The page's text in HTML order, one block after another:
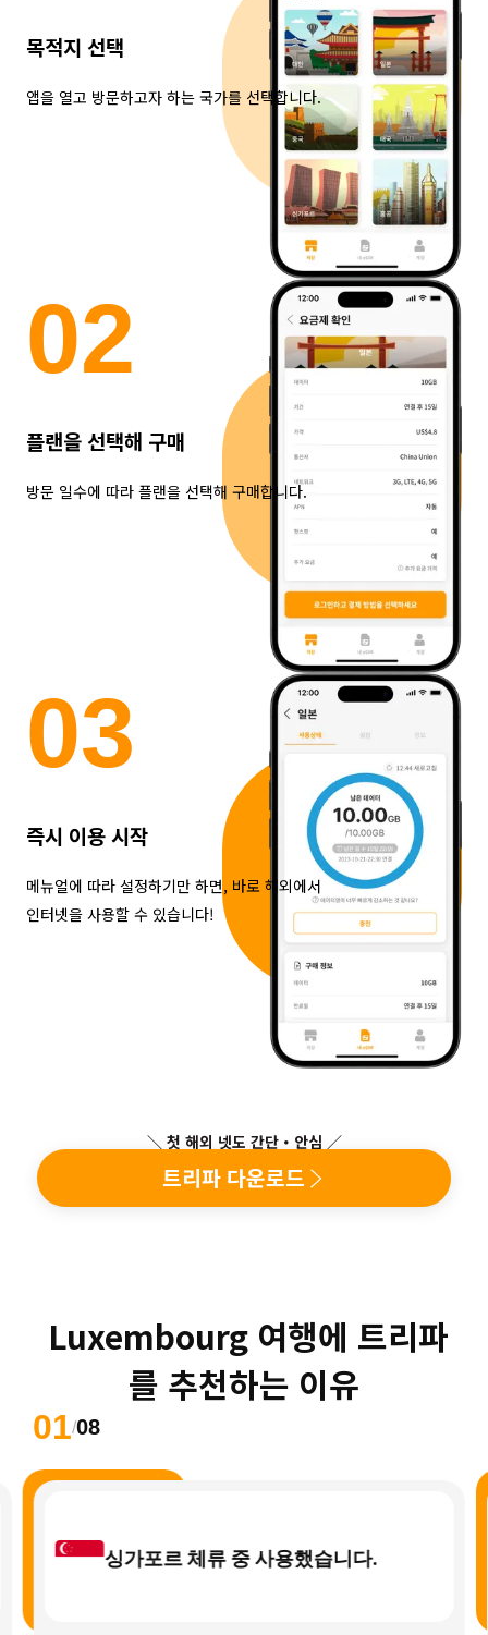
목적지 선택
앱을 열고 방문하고자 하는 국가를 선택합니다.
02
플랜을 선택해 구매
방문 일수에 따라 플랜을 선택해 구매합니다.
03
즉시 이용 시작
메뉴얼에 따라 설정하기만 하면, 바로 해외에서
인터넷을 사용할 수 있습니다!
＼ 첫 해외 넷도 간단・안심 ／
트리파 다운로드
를 추천하는 이유
01/08
싱가포르 체류 중 사용했습니다.